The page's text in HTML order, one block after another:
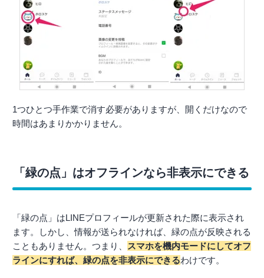
1つひとつ手作業で消す必要がありますが、開くだけなので
時間はあまりかかりません。
「緑の点」はオフラインなら非表示にできる
「緑の点」はLINEプロフィールが更新された際に表示され
ます。しかし、情報が送られなければ、緑の点が反映される
こともありません。つまり、
スマホを機内モードにしてオフ
ラインにすれば、緑の点を非表示にできるわけです。